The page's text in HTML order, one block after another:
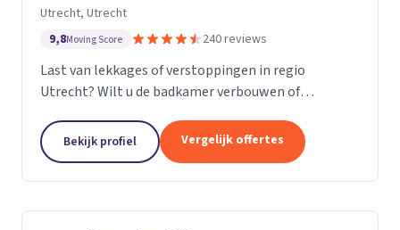
Utrecht, Utrecht
9,8Moving Score 240 reviews
Last van lekkages of verstoppingen in regio
Utrecht? Wilt u de badkamer verbouwen of
Utrecht voor u klaar! Bij ons kunt u terecht voor
oprecht advies,...
Bekijk profiel Vergelijk offertes